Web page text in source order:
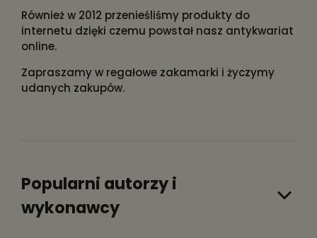
Również w 2012 przenieśliśmy produkty do
internetu dzięki czemu powstał nasz antykwariat
online.
Zapraszamy w regałowe zakamarki i życzymy
udanych zakupów.
Popularni autorzy i
wykonawcy